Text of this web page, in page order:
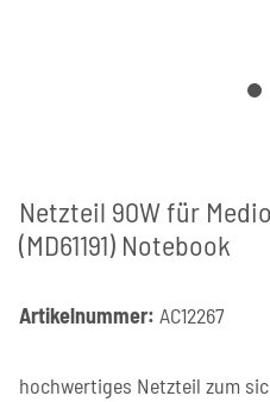
Netzteil 90W für
(MD61191) Notebook
Artikelnummer: AC12267
hochwertiges Netzteil zum